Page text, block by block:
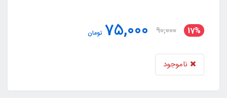
17%
90,000
75,000 تومان
ناموجود